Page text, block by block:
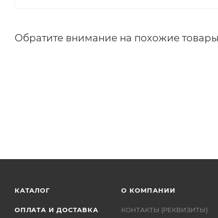
Обратите внимание на похожие
КАТАЛОГ
ОПЛАТА И ДОСТАВКА
О КОМПАНИИ
КОНТАКТЫ (РЕКВИЗИТЫ)